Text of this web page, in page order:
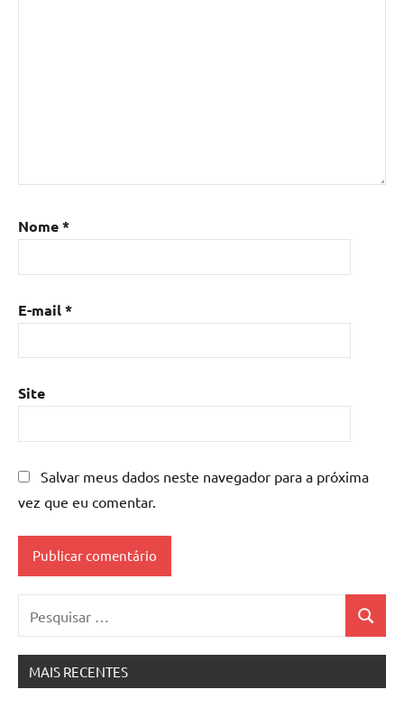
Nome*
E-mail*
Site
Salvar meus dados neste navegador para a próxima
vez que eu comentar.
por:
MAIS RECENTES